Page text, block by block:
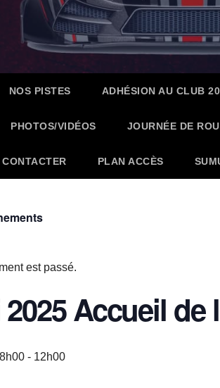
NOS PISTES ADHÉSION AU CLUB
PHOTOS/VIDÉOS JOURNÉE DE
CONTACTER PLAN ACCÈS
est passé.
2025 Accueil de
- 12h00